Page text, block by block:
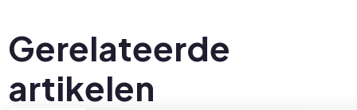
Gerelateerde
artikelen